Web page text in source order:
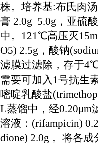
株。培养基:布氏肉
膏 2.0g 5.0g，亚硫
中。121℃高压灭
O5) 2.5g，酸钠
滤膜过滤除，存于
需要可加入1号抗生
嘧啶乳酸盐
L蒸馏中，经0.20μm
溶液：(rifampicin)
dione) 2.0g 。将各